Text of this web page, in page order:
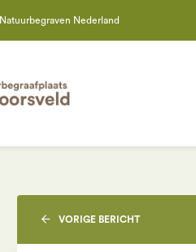
Natuurbegraven Nederland
VORIGE BERICHT